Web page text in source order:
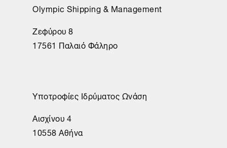
Olympic Shipping & Management
Ζεφύρου 8
17561 Παλαιό Φάληρο
Υποτροφίες Ιδρύματος Ωνάση
Αισχίνου 4
10558 Αθήνα